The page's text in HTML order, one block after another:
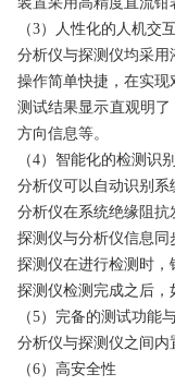
（3）人性化的人机交
分析仪与探测仪均采
操作简单快捷，在实
测试结果显示直观明
方向信息等。
（4）智能化的检测识
分析仪可以自动识别系
分析仪在系统绝缘阻
探测仪与分析仪信息
探测仪在进行检测时
探测仪检测完成之后
（5）完备的测试功能
分析仪与探测仪之间
（6）高安全性